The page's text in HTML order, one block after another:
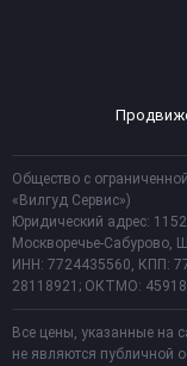
Общество с
«Вилгуд Сервис»)
Юридический адрес:
Москворечье-Сабурово,
ИНН: 7724435560, КПП:
28118921; ОКТМО:
Все цены, указанные на
не являются публичной